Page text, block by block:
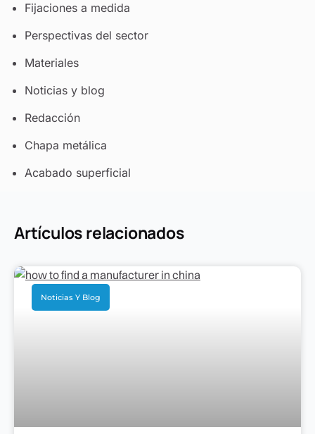
Fijaciones a medida
Perspectivas del sector
Materiales
Noticias y blog
Redacción
Chapa metálica
Acabado superficial
Artículos relacionados
Noticias Y Blog